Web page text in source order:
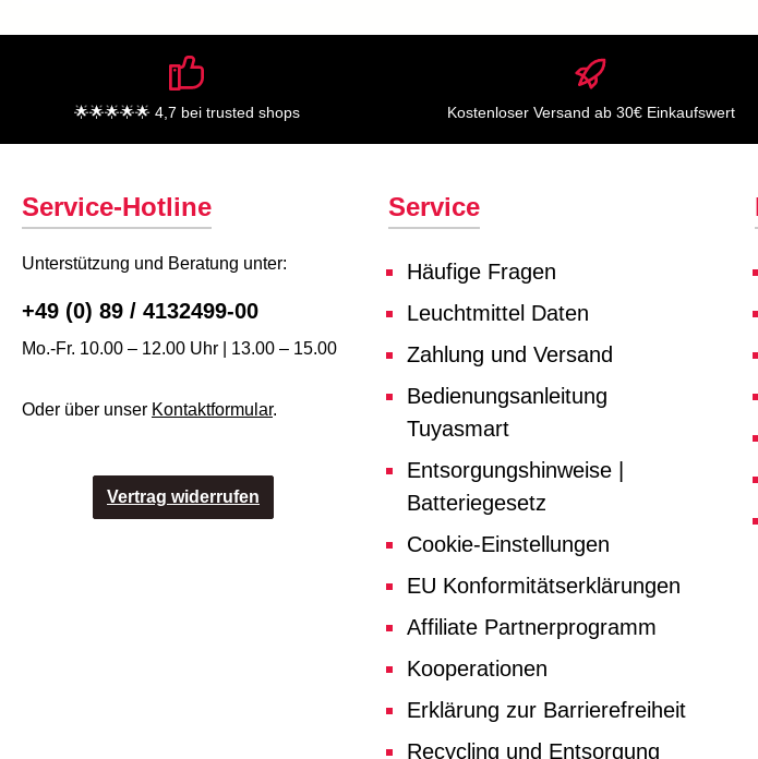
🌟🌟🌟🌟🌟 4,7 bei trusted shops Kostenloser Versand ab 30€ Einkaufswert
Service-Hotline
Unterstützung und Beratung unter:
+49 (0) 89 / 4132499-00
Mo.-Fr. 10.00 – 12.00 Uhr | 13.00 – 15.00
Oder über unser Kontaktformular.
Vertrag widerrufen
Service
Häufige Fragen
Leuchtmittel Daten
Zahlung und Versand
Bedienungsanleitung
Tuyasmart
Entsorgungshinweise |
Batteriegesetz
Cookie-Einstellungen
EU Konformitätserklärungen
Affiliate Partnerprogramm
Kooperationen
Erklärung zur Barrierefreiheit
Recycling und Entsorgung